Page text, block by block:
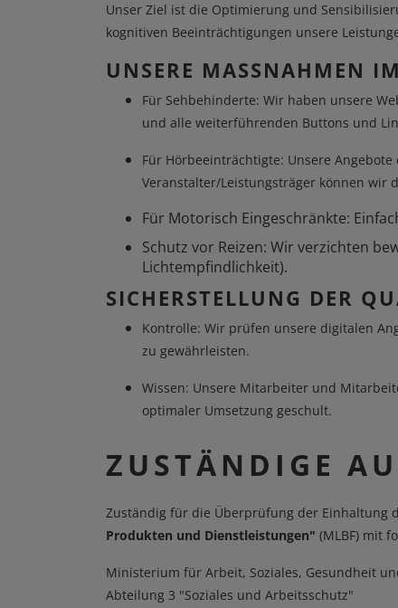
Unser Ziel ist die Optimierung und
kognitiven Beeinträchtigungen unsere
UNSERE MASSNAHMEN
Für Sehbehinderte: Wir haben unsere
und alle weiterführenden Buttons und
Für Hörbeeinträchtigte: Unsere
Veranstalter/Leistungsträger können wir
Für Motorisch Eingeschränkte:
Schutz vor Reizen: Wir verzichten
Lichtempfindlichkeit).
SICHERSTELLUNG DER
Kontrolle: Wir prüfen unsere digitalen
zu gewährleisten.
Wissen: Unsere Mitarbeiter und
optimaler Umsetzung geschult.
ZUSTÄNDIGE
Zuständig für die Überprüfung der Einhaltung
Produkten und Dienstleistungen" (MLBF) mit
Ministerium für Arbeit, Soziales, Gesundheit
Abteilung 3 "Soziales und Arbeitsschutz"